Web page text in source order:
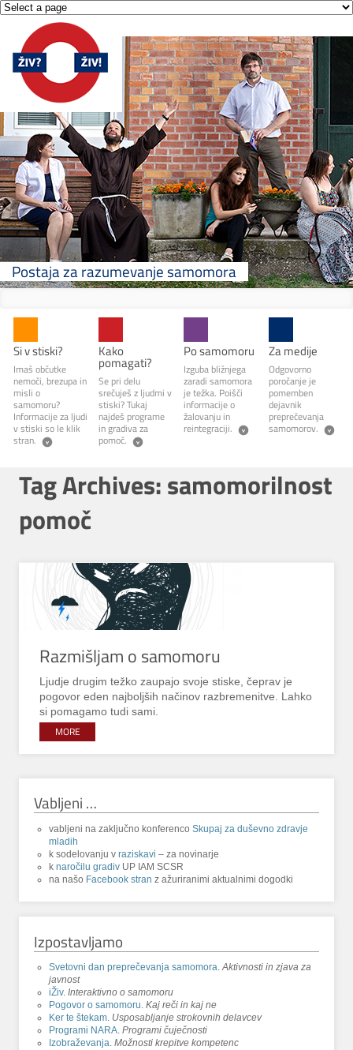
Postaja za razumevanje samomora
Si v stiski?
Imaš občutke
nemoči, brezupa in
misli o
samomoru?
Informacije za ljudi
v stiski so le klik
stran.
Kako
pomagati?
Se pri delu
srečuješ z ljudmi v
stiski? Tukaj
najdeš programe
in gradiva za
pomoč.
Po samomoru
Izguba bližnjega
zaradi samomora
je težka. Poišči
informacije o
žalovanju in
reintegraciji.
Za medije
Odgovorno
poročanje je
pomemben
dejavnik
preprečevanja
samomorov.
Tag Archives: samomorilnost
pomoč
Razmišljam o samomoru
Ljudje drugim težko zaupajo svoje stiske, čeprav je
pogovor eden najboljših načinov razbremenitve. Lahko
si pomagamo tudi sami.
MORE
Vabljeni …
vabljeni na zaključno konferencoSkupaj za duševno zdravje
mladih
k sodelovanju vraziskavi – za novinarje
knaročilu gradiv UP IAM SCSR
na našo Facebook stran z ažuriranimi aktualnimi dogodki
Izpostavljamo
Svetovni dan preprečevanja samomora.Aktivnosti in zjava za
javnost
iŽiv.Interaktivno o samomoru
Pogovor o samomoru.Kaj reči in kaj ne
Ker te štekam. Usposabljanje strokovnih delavcev
Programi NARA.Programi čuječnosti
Izobraževanja.Možnosti krepitve kompetenc